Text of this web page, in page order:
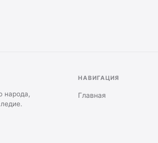
народа,
НАВИГАЦИЯ
Главная